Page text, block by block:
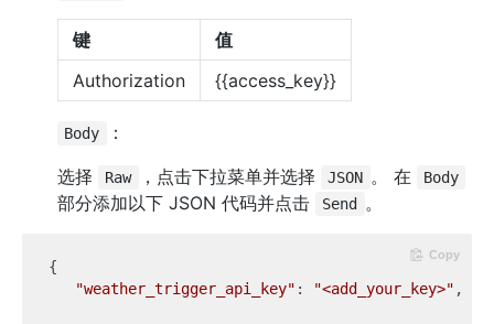
键
值
Authorization
{{access_key}}
Body
：
选择
Raw ，点击下拉菜单并选择 JSON 。 在 Body
部分添加以下 JSON 代码并点击 Send 。
{
"weather_trigger_api_key" : "<add_your_key>" ,
Copy